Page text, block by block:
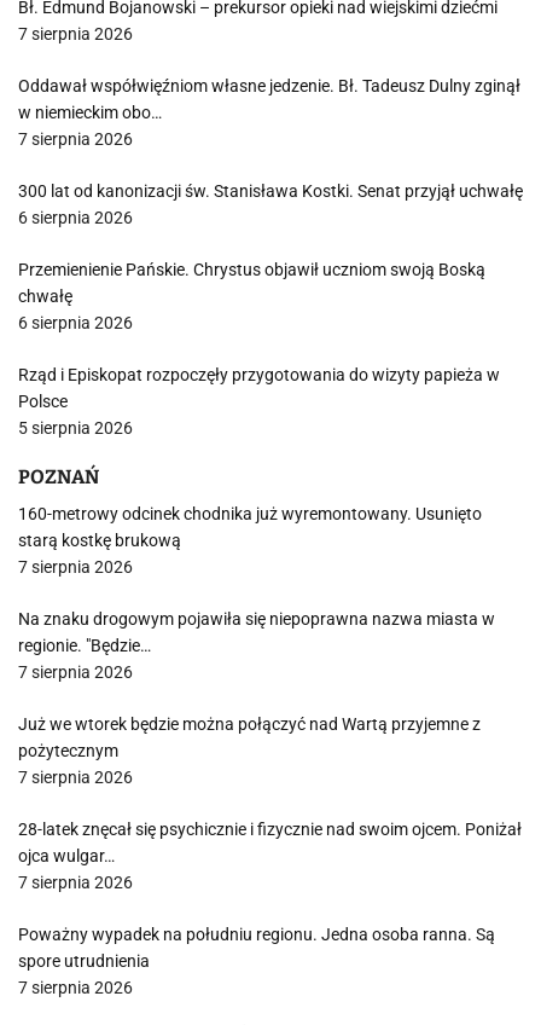
Bł. Edmund Bojanowski – prekursor opieki nad wiejskimi dziećmi
7 sierpnia 2026
Oddawał współwięźniom własne jedzenie. Bł. Tadeusz Dulny zginął
w niemieckim obo…
7 sierpnia 2026
300 lat od kanonizacji św. Stanisława Kostki. Senat przyjął uchwałę
6 sierpnia 2026
Przemienienie Pańskie. Chrystus objawił uczniom swoją Boską
chwałę
6 sierpnia 2026
Rząd i Episkopat rozpoczęły przygotowania do wizyty papieża w
Polsce
5 sierpnia 2026
POZNAŃ
160-metrowy odcinek chodnika już wyremontowany. Usunięto
starą kostkę brukową
7 sierpnia 2026
Na znaku drogowym pojawiła się niepoprawna nazwa miasta w
regionie. "Będzie…
7 sierpnia 2026
Już we wtorek będzie można połączyć nad Wartą przyjemne z
pożytecznym
7 sierpnia 2026
28-latek znęcał się psychicznie i fizycznie nad swoim ojcem. Poniżał
ojca wulgar…
7 sierpnia 2026
Poważny wypadek na południu regionu. Jedna osoba ranna. Są
spore utrudnienia
7 sierpnia 2026